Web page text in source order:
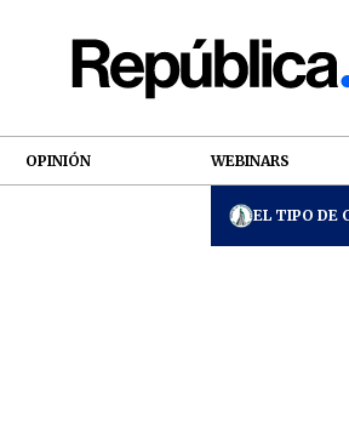
OPINIÓN WEBINARS
EL TIPO DE